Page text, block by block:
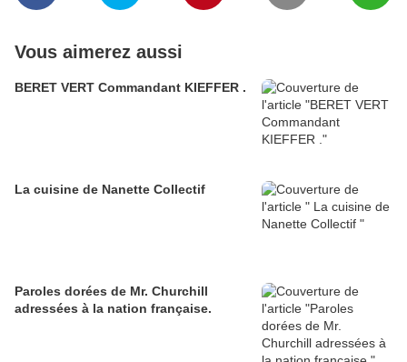
Vous aimerez aussi
BERET VERT Commandant KIEFFER .
La cuisine de Nanette Collectif
Paroles dorées de Mr. Churchill
adressées à la nation française.